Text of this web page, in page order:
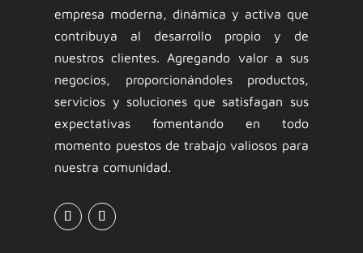
empresa moderna, dinámica y activa que
contribuya al desarrollo propio y de
nuestros clientes. Agregando valor a sus
negocios, proporcionándoles productos,
servicios y soluciones que satisfagan sus
expectativas fomentando en todo
momento puestos de trabajo valiosos para
nuestra comunidad.